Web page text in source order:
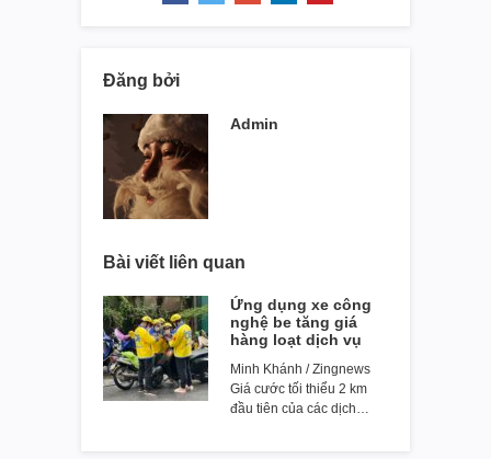
Đăng bởi
Admin
Bài viết liên quan
Ứng dụng xe công
nghệ be tăng giá
hàng loạt dịch vụ
Minh Khánh / Zingnews
Giá cước tối thiểu 2 km
đầu tiên của các dịch…